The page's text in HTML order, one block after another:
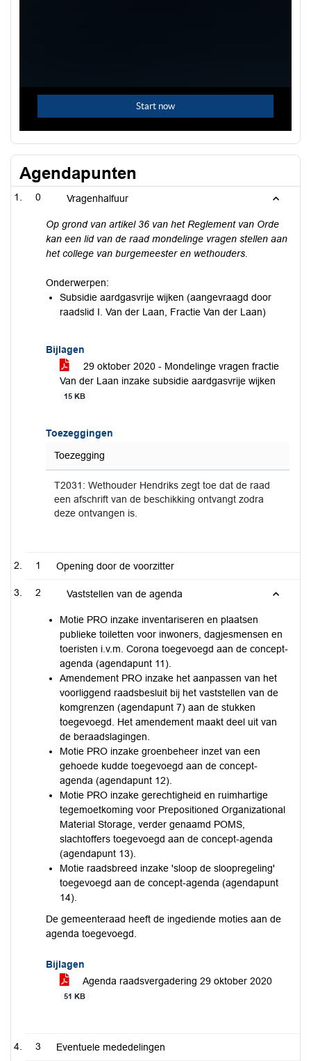
Agendapunten
0 Vragenhalfuur
Op grond van artikel 36 van het Reglement van Orde
kan een lid van de raad mondelinge vragen stellen aan
het college van burgemeester en wethouders.
Onderwerpen:
Subsidie aardgasvrije wijken (aangevraagd door
raadslid I. Van der Laan, Fractie Van der Laan)
Bijlagen
29 oktober 2020 - Mondelinge vragen fractie
Van der Laan inzake subsidie aardgasvrije wijken
15 KB
Toezeggingen
Toezegging
T2031: Wethouder Hendriks zegt toe dat de raad
een afschrift van de beschikking ontvangt zodra
deze ontvangen is.
1 Opening door de voorzitter
2 Vaststellen van de agenda
Motie PRO inzake inventariseren en plaatsen
publieke toiletten voor inwoners, dagjesmensen en
toeristen i.v.m. Corona toegevoegd aan de concept-
agenda (agendapunt 11).
Amendement PRO inzake het aanpassen van het
voorliggend raadsbesluit bij het vaststellen van de
komgrenzen (agendapunt 7) aan de stukken
toegevoegd. Het amendement maakt deel uit van
de beraadslagingen.
Motie PRO inzake groenbeheer inzet van een
gehoede kudde toegevoegd aan de concept-
agenda (agendapunt 12).
Motie PRO inzake gerechtigheid en ruimhartige
tegemoetkoming voor Prepositioned Organizational
Material Storage, verder genaamd POMS,
slachtoffers toegevoegd aan de concept-agenda
(agendapunt 13).
Motie raadsbreed inzake 'sloop de sloopregeling'
toegevoegd aan de concept-agenda (agendapunt
14).
De gemeenteraad heeft de ingediende moties aan de
agenda toegevoegd.
Bijlagen
Agenda raadsvergadering 29 oktober 2020
51 KB
3 Eventuele mededelingen